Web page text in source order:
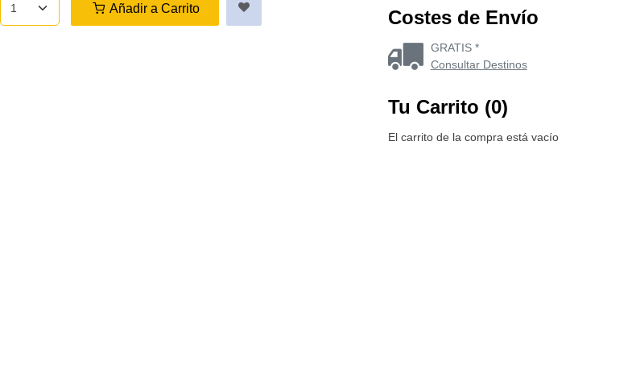
Añadir a Carrito Costes de Envío
GRATIS *
Consultar Destinos
Tu Carrito (0)
El carrito de la compra está vacío